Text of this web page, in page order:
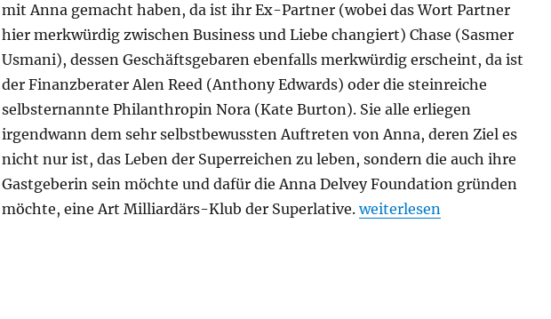
mit Anna gemacht haben, da ist ihr Ex-Partner (wobei das Wort Partner
hier merkwürdig zwischen Business und Liebe changiert) Chase (Sasmer
Usmani), dessen Geschäftsgebaren ebenfalls merkwürdig erscheint, da ist
der Finanzberater Alen Reed (Anthony Edwards) oder die steinreiche
selbsternannte Philanthropin Nora (Kate Burton). Sie alle erliegen
irgendwann dem sehr selbstbewussten Auftreten von Anna, deren Ziel es
nicht nur ist, das Leben der Superreichen zu leben, sondern die auch ihre
Gastgeberin sein möchte und dafür die Anna Delvey Foundation gründen
möchte, eine Art Milliardärs-Klub der Superlative.„Inventing Anna“
weiterlesen